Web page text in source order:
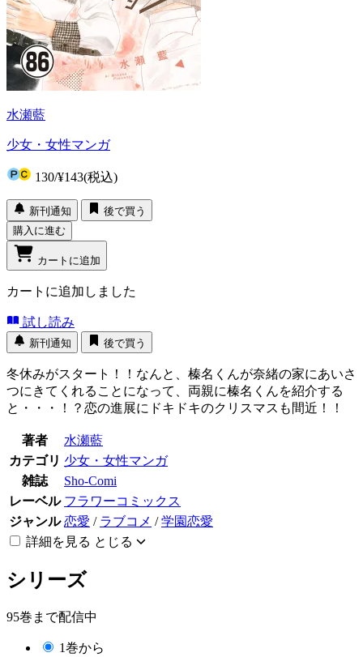
水瀬藍
少女・女性マンガ
130/¥143(税込)
新刊通知
後で買う
購入に進む
カートに追加
カートに追加しました
試し読み
新刊通知 後で買う
冬休みがスタート！！なんと、榛名くんが奈緒の家にあいさ
つにきてくれることになって、両親に榛名くんを紹介する
と・・・！？恋の進展にドキドキのクリスマスも間近！！
著者
水瀬藍
カテゴリ 少女・女性マンガ
雑誌
Sho-Comi
レーベル フラワーコミックス
ジャンル 恋愛 / ラブコメ /学園恋愛
詳細を見る とじる
シリーズ
95巻まで配信中
1巻から